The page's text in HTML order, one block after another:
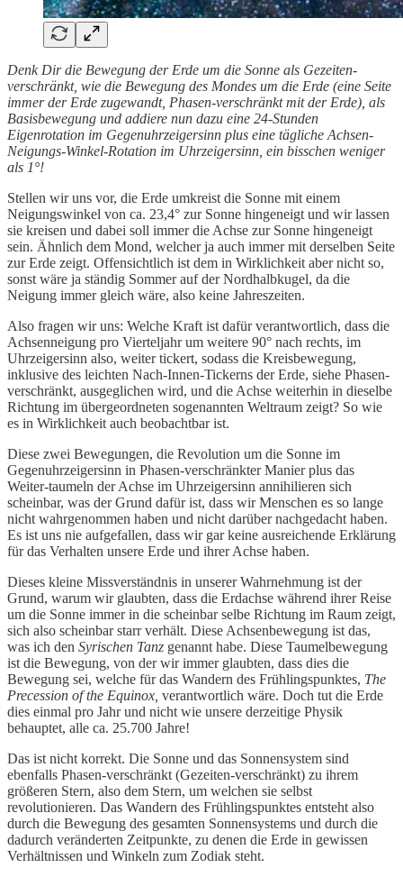
Denk Dir die Bewegung der Erde um die Sonne als Gezeiten-
verschränkt, wie die Bewegung des Mondes um die Erde (eine Seite
immer der Erde zugewandt, Phasen-verschränkt mit der Erde), als
Basisbewegung und addiere nun dazu eine 24-Stunden
Eigenrotation im Gegenuhrzeigersinn plus eine tägliche Achsen-
Neigungs-Winkel-Rotation im Uhrzeigersinn, ein bisschen weniger
als 1°!
Stellen wir uns vor, die Erde umkreist die Sonne mit einem
Neigungswinkel von ca. 23,4° zur Sonne hingeneigt und wir lassen
sie kreisen und dabei soll immer die Achse zur Sonne hingeneigt
sein. Ähnlich dem Mond, welcher ja auch immer mit derselben Seite
zur Erde zeigt. Offensichtlich ist dem in Wirklichkeit aber nicht so,
sonst wäre ja ständig Sommer auf der Nordhalbkugel, da die
Neigung immer gleich wäre, also keine Jahreszeiten.
Also fragen wir uns: Welche Kraft ist dafür verantwortlich, dass die
Achsenneigung pro Vierteljahr um weitere 90° nach rechts, im
Uhrzeigersinn also, weiter tickert, sodass die Kreisbewegung,
inklusive des leichten Nach-Innen-Tickerns der Erde, siehe Phasen-
verschränkt, ausgeglichen wird, und die Achse weiterhin in dieselbe
Richtung im übergeordneten sogenannten Weltraum zeigt? So wie
es in Wirklichkeit auch beobachtbar ist.
Diese zwei Bewegungen, die Revolution um die Sonne im
Gegenuhrzeigersinn in Phasen-verschränkter Manier plus das
Weiter-taumeln der Achse im Uhrzeigersinn annihilieren sich
scheinbar, was der Grund dafür ist, dass wir Menschen es so lange
nicht wahrgenommen haben und nicht darüber nachgedacht haben.
Es ist uns nie aufgefallen, dass wir gar keine ausreichende Erklärung
für das Verhalten unsere Erde und ihrer Achse haben.
Dieses kleine Missverständnis in unserer Wahrnehmung ist der
Grund, warum wir glaubten, dass die Erdachse während ihrer Reise
um die Sonne immer in die scheinbar selbe Richtung im Raum zeigt,
sich also scheinbar starr verhält. Diese Achsenbewegung ist das,
was ich den Syrischen Tanz genannt habe. Diese Taumelbewegung
ist die Bewegung, von der wir immer glaubten, dass dies die
Bewegung sei, welche für das Wandern des Frühlingspunktes, The
Precession of the Equinox, verantwortlich wäre. Doch tut die Erde
dies einmal pro Jahr und nicht wie unsere derzeitige Physik
behauptet, alle ca. 25.700 Jahre!
Das ist nicht korrekt. Die Sonne und das Sonnensystem sind
ebenfalls Phasen-verschränkt (Gezeiten-verschränkt) zu ihrem
größeren Stern, also dem Stern, um welchen sie selbst
revolutionieren. Das Wandern des Frühlingspunktes entsteht also
durch die Bewegung des gesamten Sonnensystems und durch die
dadurch veränderten Zeitpunkte, zu denen die Erde in gewissen
Verhältnissen und Winkeln zum Zodiak steht.